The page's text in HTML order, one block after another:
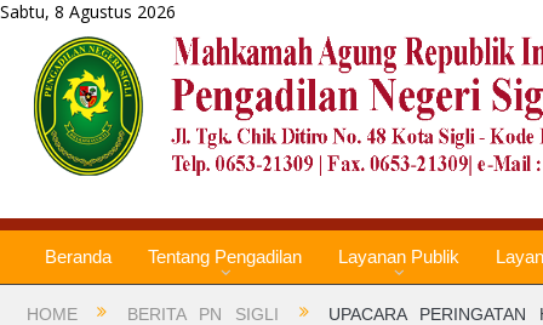
Sabtu, 8 Agustus 2026
Beranda Tentang Pengadilan Layanan Publik
HOME BERITA PN SIGLI
UPACARA